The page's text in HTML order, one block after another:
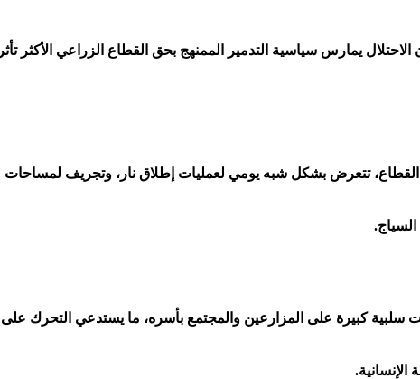
يمارس سياسية التدمير الممنهج بحق القطاع الزراعي الأكثر تأثراً
تتعرض بشكل شبه يومي لعمليات إطلاق نار، وتجريف لمساحات
سلبية كبيرة على المزارعين والمجتمع بأسره، ما يستدعي التحرك على